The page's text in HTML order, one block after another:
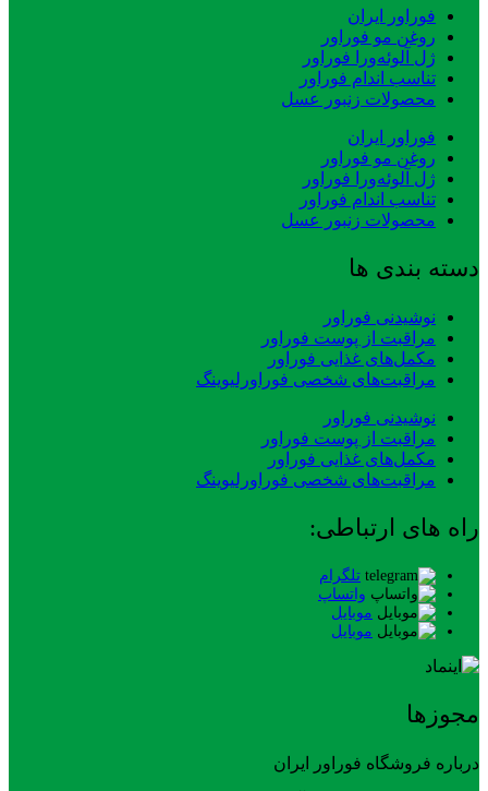
فوراور ایران
روغن مو فوراور
ژل آلوئه‌ورا فوراور
تناسب اندام فوراور
محصولات زنبور عسل
فوراور ایران
روغن مو فوراور
ژل آلوئه‌ورا فوراور
تناسب اندام فوراور
محصولات زنبور عسل
دسته بندی ها
نوشیدنی فوراور
مراقبت از پوست فوراور
مکمل‌های غذایی فوراور
مراقبت‌های شخصی فوراورلیوینگ
نوشیدنی فوراور
مراقبت از پوست فوراور
مکمل‌های غذایی فوراور
مراقبت‌های شخصی فوراورلیوینگ
راه های ارتباطی:
تلگرام
واتساپ
موبایل
موبایل
مجوزها
درباره فروشگاه فوراور ایران